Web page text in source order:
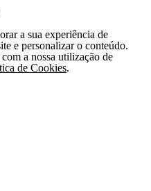
a sua experiência de
e personalizar o conteúdo.
a nossa utilização de
de Cookies.